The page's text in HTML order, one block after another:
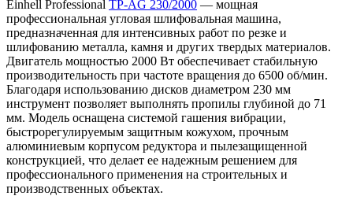
Einhell Professional TP-AG 230/2000 — мощная
профессиональная угловая шлифовальная машина,
предназначенная для интенсивных работ по резке и
шлифованию металла, камня и других твердых материалов.
Двигатель мощностью 2000 Вт обеспечивает стабильную
производительность при частоте вращения до 6500 об/мин.
Благодаря использованию дисков диаметром 230 мм
инструмент позволяет выполнять пропилы глубиной до 71
мм. Модель оснащена системой гашения вибрации,
быстрорегулируемым защитным кожухом, прочным
алюминиевым корпусом редуктора и пылезащищенной
конструкцией, что делает ее надежным решением для
профессионального применения на строительных и
производственных объектах.